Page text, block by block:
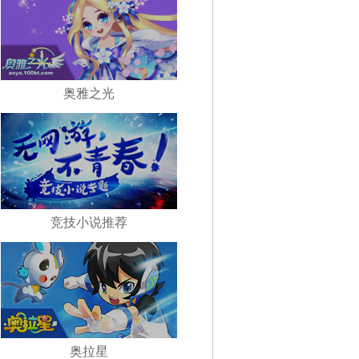
奥雅之光
竞技小说推荐
奥拉星